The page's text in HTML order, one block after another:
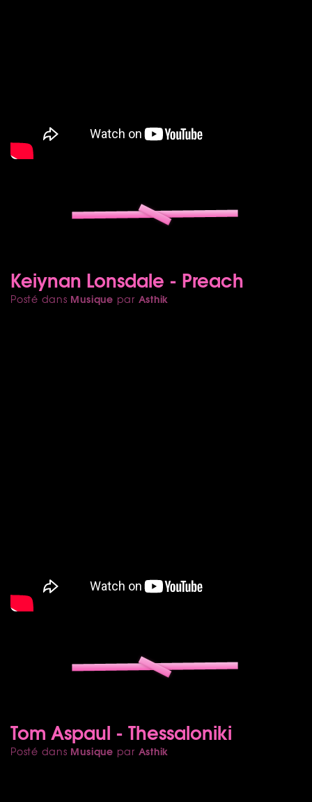
Keiynan Lonsdale - Preach
Posté dans Musique par Asthik
Tom Aspaul - Thessaloniki
Posté dans Musique par Asthik